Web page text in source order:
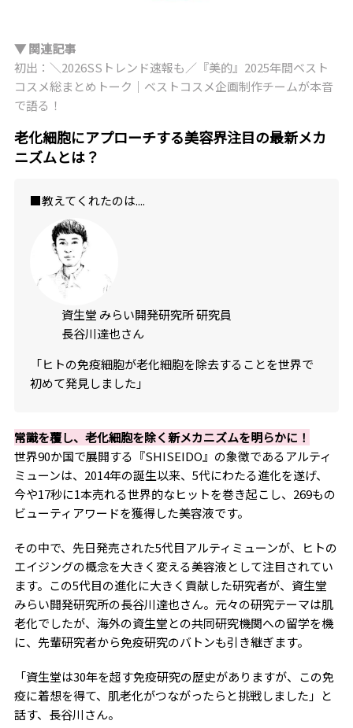
▼ 関連記事
初出：＼2026SSトレンド速報も／『美的』2025年間ベスト
コスメ総まとめトーク｜ベストコスメ企画制作チームが本音
で語る！
老化細胞にアプローチする美容界注目の最新メカ
ニズムとは？
■教えてくれたのは....
資生堂 みらい開発研究所 研究員
長谷川達也さん
「ヒトの免疫細胞が老化細胞を除去することを世界で
初めて発見しました」
常識を覆し、老化細胞を除く新メカニズムを明らかに！
世界90か国で展開する『SHISEIDO』の象徴であるアルティ
ミューンは、2014年の誕生以来、5代にわたる進化を遂げ、
今や17秒に1本売れる世界的なヒットを巻き起こし、269もの
ビューティアワードを獲得した美容液です。
その中で、先日発売された5代目アルティミューンが、ヒトの
エイジングの概念を大きく変える美容液として注目されてい
ます。この5代目の進化に大きく貢献した研究者が、資生堂
みらい開発研究所の長谷川達也さん。元々の研究テーマは肌
老化でしたが、海外の資生堂との共同研究機関への留学を機
に、先輩研究者から免疫研究のバトンも引き継ぎます。
「資生堂は30年を超す免疫研究の歴史がありますが、この免
疫に着想を得て、肌老化がつながったらと挑戦しました」と
話す、長谷川さん。